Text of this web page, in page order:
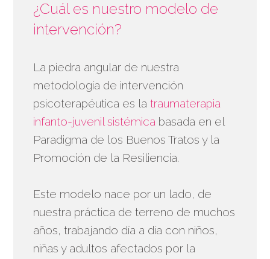
¿Cuál es nuestro modelo de
intervención?
La piedra angular de nuestra
metodología de intervención
psicoterapéutica es la traumaterapia
infanto-juvenil sistémica basada en el
Paradigma de los Buenos Tratos y la
Promoción de la Resiliencia.
Este modelo nace por un lado, de
nuestra práctica de terreno de muchos
años, trabajando día a día con niños,
niñas y adultos afectados por la